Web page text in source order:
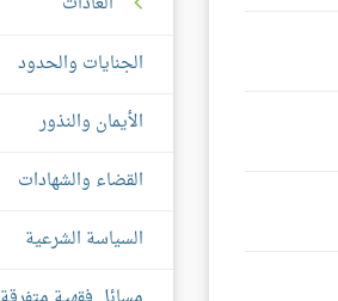
الجنايات والحدود
الأيمان والنذور
القضاء والشهادات
السياسة الشرعية